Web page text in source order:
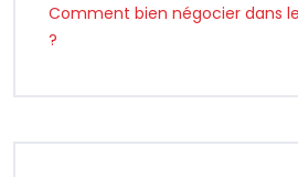
Comment bien négocier dans
?